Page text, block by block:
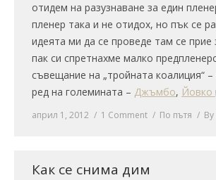
отидем на разузнаване за един
пленер така и не отидох, но пък се
идеята ми да се проведе там се
пак си спретнахме малко
съвещание на „тройната коалиция“
ред на големината – Джъмбо, Йовко
април 1, 2012 1 Comment По пътя By
Как се снима дим